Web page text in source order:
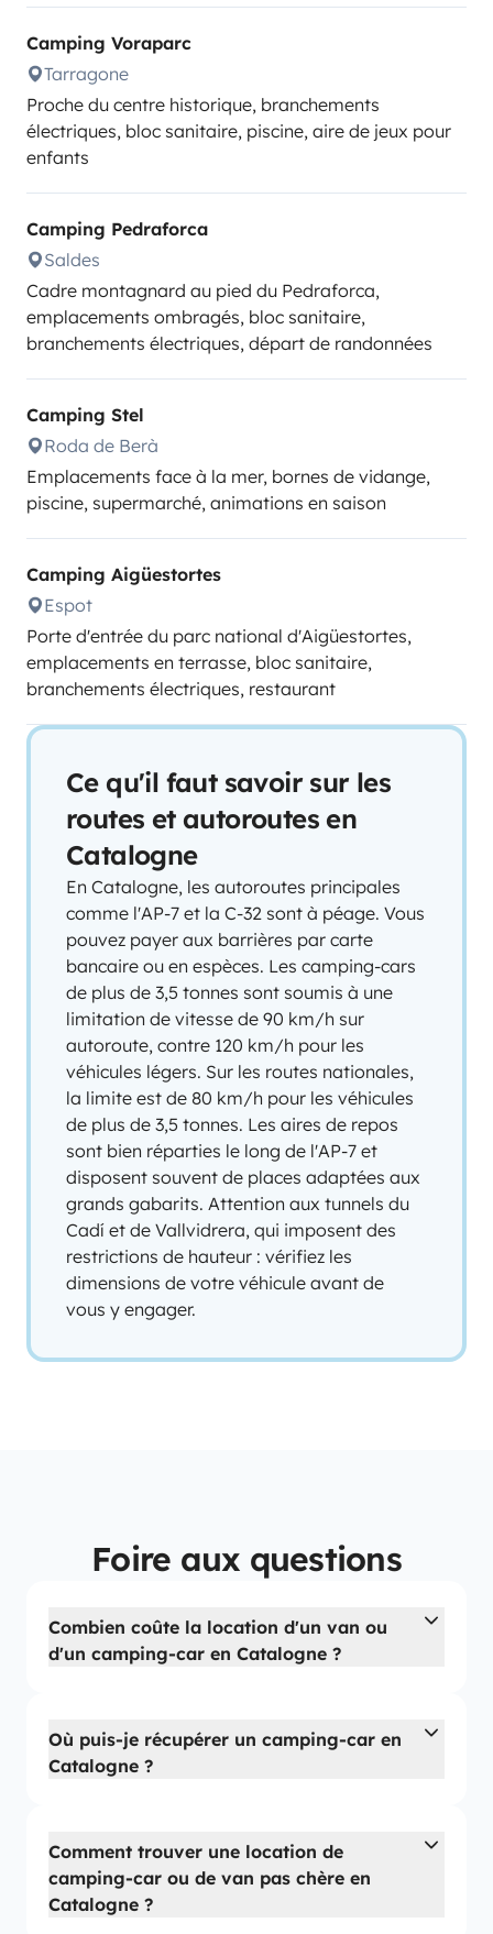
Camping Voraparc
Tarragone
Proche du centre historique, branchements
électriques, bloc sanitaire, piscine, aire de jeux pour
enfants
Camping Pedraforca
Saldes
Cadre montagnard au pied du Pedraforca,
emplacements ombragés, bloc sanitaire,
branchements électriques, départ de randonnées
Camping Stel
Roda de Berà
Emplacements face à la mer, bornes de vidange,
piscine, supermarché, animations en saison
Camping Aigüestortes
Espot
Porte d'entrée du parc national d'Aigüestortes,
emplacements en terrasse, bloc sanitaire,
branchements électriques, restaurant
Ce qu'il faut savoir sur les
routes et autoroutes en
Catalogne
En Catalogne, les autoroutes principales
comme l'AP-7 et la C-32 sont à péage. Vous
pouvez payer aux barrières par carte
bancaire ou en espèces. Les camping-cars
de plus de 3,5 tonnes sont soumis à une
limitation de vitesse de 90 km/h sur
autoroute, contre 120 km/h pour les
véhicules légers. Sur les routes nationales,
la limite est de 80 km/h pour les véhicules
de plus de 3,5 tonnes. Les aires de repos
sont bien réparties le long de l'AP-7 et
disposent souvent de places adaptées aux
grands gabarits. Attention aux tunnels du
Cadí et de Vallvidrera, qui imposent des
restrictions de hauteur : vérifiez les
dimensions de votre véhicule avant de
vous y engager.
Foire aux questions
Combien coûte la location d'un van ou
d'un camping-car en Catalogne ?
Où puis-je récupérer un camping-car en
Catalogne ?
Comment trouver une location de
camping-car ou de van pas chère en
Catalogne ?